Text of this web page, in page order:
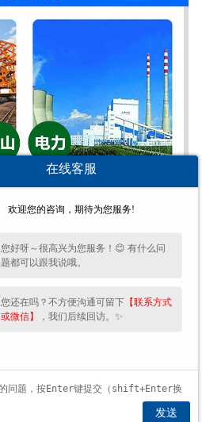
非称重系列产品
在线客服
欢迎您的咨询，期待为您服务!
您好呀～很高兴为您服务！😊 有什么问
题都可以跟我说哦。
您还在吗？不方便沟通可留下 【联系方式
或微信】
，我们后续回访。✨
发送